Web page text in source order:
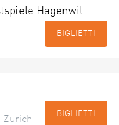
Hagenwil
BIGLIETTI
Zürich
BIGLIETTI